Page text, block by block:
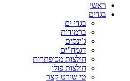
ראשי
בגדים
בגדי ים
ברמודות
ג’ינסים
דגמח”ים
חולצות מכופתרות
חולצות פולו
טי שירט קצר